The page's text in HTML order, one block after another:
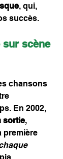
, qui,
succès.
sur scène
chansons
En 2002,
sortie,
première